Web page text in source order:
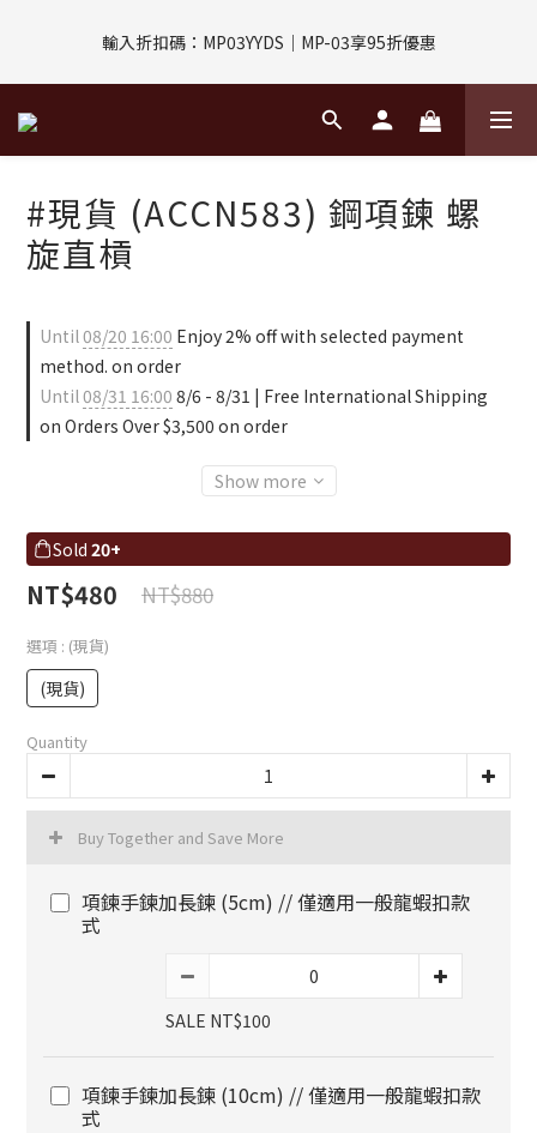
金
輸入折扣碼：MP03YYDS｜MP-03享95折優惠
指定付款方式｜即享2%回饋(信用卡、APPLE PAY、LINE PAY)
評價回饋｜訂單完成後7天內填寫5字以上評價，即可獲得$30購物
金
#現貨 (ACCN583) 鋼項鍊 螺
旋直槓
Until08/20 16:00 Enjoy 2% off with selected payment
method. on order
Until08/31 16:00 8/6 - 8/31 | Free International Shipping
on Orders Over $3,500 on order
Show more
Sold 20+
NT$480 NT$880
選項 : (現貨)
(現貨)
Quantity
Buy Together and Save More
項鍊手鍊加長鍊 (5cm) // 僅適用一般龍蝦扣款
式
SALE NT$100
項鍊手鍊加長鍊 (10cm) // 僅適用一般龍蝦扣款
式